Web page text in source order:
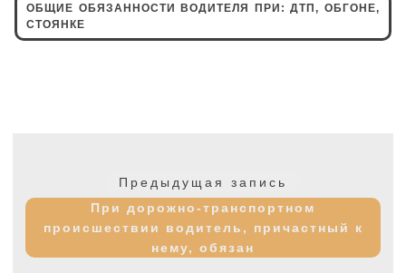
ОБЩИЕ ОБЯЗАННОСТИ ВОДИТЕЛЯ ПРИ: ДТП, ОБГОНЕ,
СТОЯНКЕ
Предыдущая запись
запись:
При дорожно-транспортном
происшествии водитель, причастный к
нему, обязан